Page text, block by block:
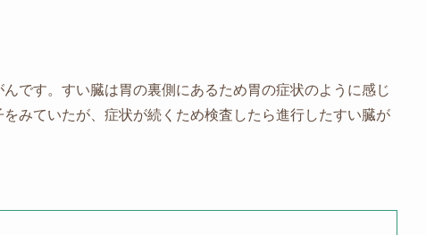
です。すい臓は胃の裏側にあるため胃の症状のように感じ
みていたが、症状が続くため検査したら進行したすい臓が